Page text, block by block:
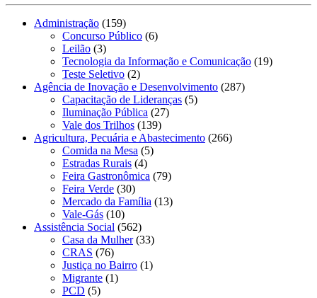
Administração (159)
Concurso Público (6)
Leilão (3)
Tecnologia da Informação e Comunicação (19)
Teste Seletivo (2)
Agência de Inovação e Desenvolvimento (287)
Capacitação de Lideranças (5)
Iluminação Pública (27)
Vale dos Trilhos (139)
Agricultura, Pecuária e Abastecimento (266)
Comida na Mesa (5)
Estradas Rurais (4)
Feira Gastronômica (79)
Feira Verde (30)
Mercado da Família (13)
Vale-Gás (10)
Assistência Social (562)
Casa da Mulher(33)
CRAS (76)
Justiça no Bairro (1)
Migrante (1)
PCD (5)